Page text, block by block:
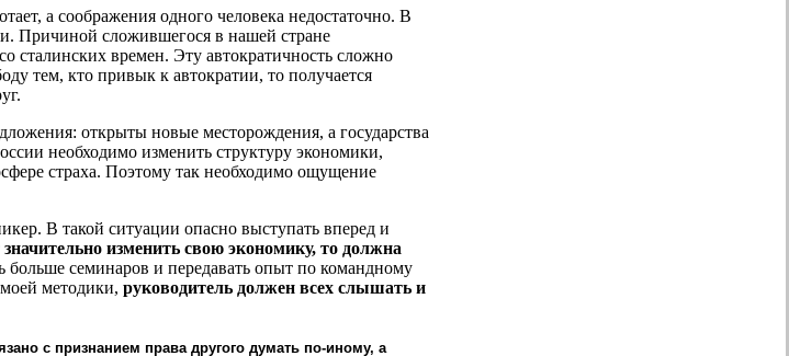
а соображения одного человека недостаточно. В
Причиной сложившегося в нашей стране
сталинских времен. Эту автократичность сложно
тем, кто привык к автократии, то получается
открыты новые месторождения, а государства
необходимо изменить структуру экономики,
страха. Поэтому так необходимо ощущение
В такой ситуации опасно выступать вперед и
изменить свою экономику, то должна
семинаров и передавать опыт по командному
моей методики,руководитель должен всех слышать и
с признанием права другого думать по-иному, а